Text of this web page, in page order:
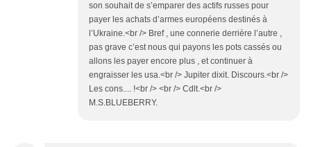
son souhait de s’emparer des actifs russes pour
payer les achats d’armes européens destinés à
l’Ukraine.<br /> Bref , une connerie derrière l’autre ,
pas grave c’est nous qui payons les pots cassés ou
allons les payer encore plus , et continuer à
engraisser les usa.<br /> Jupiter dixit. Discours.<br />
Les cons.... !<br /> <br /> Cdlt.<br />
M.S.BLUEBERRY.